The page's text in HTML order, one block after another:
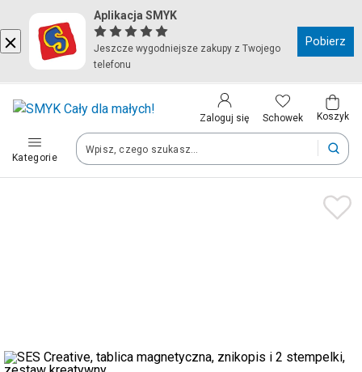
Aplikacja SMYK
Jeszcze wygodniejsze zakupy z Twojego
telefonu
Pobierz
Zaloguj się Schowek Koszyk
Kategorie
Kraj i język
Polska (Poland)
Twoje zamówienia dostarczymy na teren wybranego kraju.
Zapisz